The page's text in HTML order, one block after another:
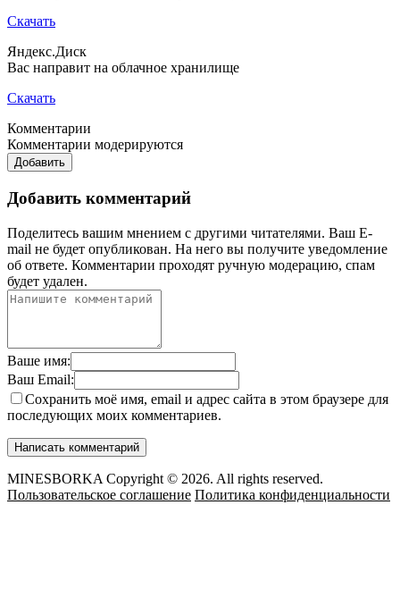
Скачать
Яндекс.Диск
Вас направит на облачное хранилище
Скачать
Комментарии
Комментарии модерируются
Добавить
Добавить комментарий
Поделитесь вашим мнением с другими читателями. Ваш E-
mail не будет опубликован. На него вы получите уведомление
об ответе. Комментарии проходят ручную модерацию, спам
будет удален.
Ваше имя:
Ваш Email:
Сохранить моё имя, email и адрес сайта в этом браузере для
последующих моих комментариев.
MINESBORKA Copyright © 2026. All rights reserved.
Пользовательское соглашение Политика конфиденциальности